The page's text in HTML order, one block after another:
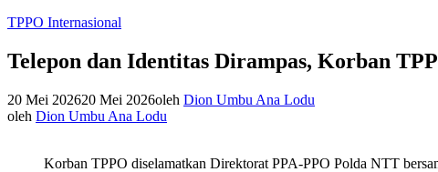
TPPO Internasional
Telepon dan Identitas Dirampas, Korban
20 Mei 202620 Mei 2026oleh Dion Umbu Ana Lodu
oleh Dion Umbu Ana Lodu
Korban TPPO diselamatkan Direktorat PPA-PPO Polda NTT